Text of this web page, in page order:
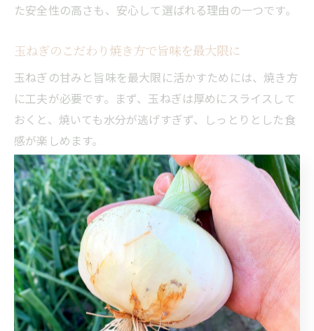
た安全性の高さも、安心して選ばれる理由の一つです。
玉ねぎのこだわり焼き方で旨味を最大限に
玉ねぎの甘みと旨味を最大限に活かすためには、焼き方
に工夫が必要です。まず、玉ねぎは厚めにスライスして
おくと、焼いても水分が逃げすぎず、しっとりとした食
感が楽しめます。
次に、じっくりと弱火で焼くことで、玉ねぎの自然な糖
分がカラメル化し、甘みとコクが増します。焦げ目をつ
けすぎないよう注意しながら、表面が軽く色づく程度が
理想です。
さらに、焼き上がりにオリーブオイルやバターを少量垂
らすと、風味が豊かになりバーベキューの他の食材との
相性も良くなります。これらのこだわりの焼き方を取り
入れることで、南あわじ市特別栽培玉ねぎの魅力を存分